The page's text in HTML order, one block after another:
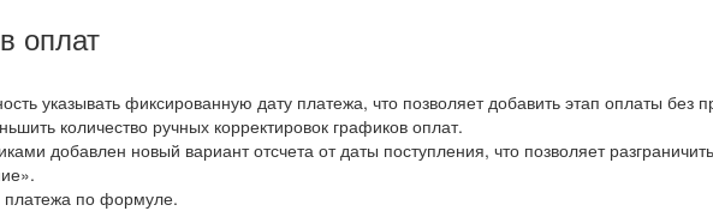
оплат
указывать фиксированную дату платежа, что позволяет добавить этап оплаты без
количество ручных корректировок графиков оплат.
добавлен новый вариант отсчета от даты поступления, что позволяет
платежа по формуле.